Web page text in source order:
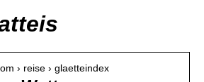
› reise › glaetteindex